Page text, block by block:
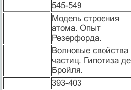
545-549
Модель строения
атома. Опыт
Резерфорда.
Волновые свойства
частиц. Гипотиза де
Бройля.
393-403